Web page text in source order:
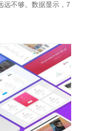
远不够。数据显示，7